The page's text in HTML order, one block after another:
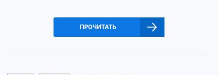
ПРОЧИТАТЬ